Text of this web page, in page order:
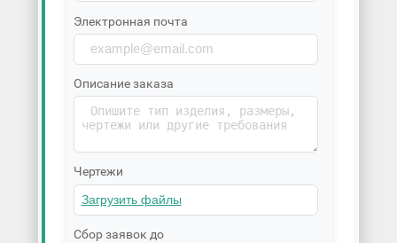
Электронная почта
Описание заказа
Чертежи
Сбор заявок до